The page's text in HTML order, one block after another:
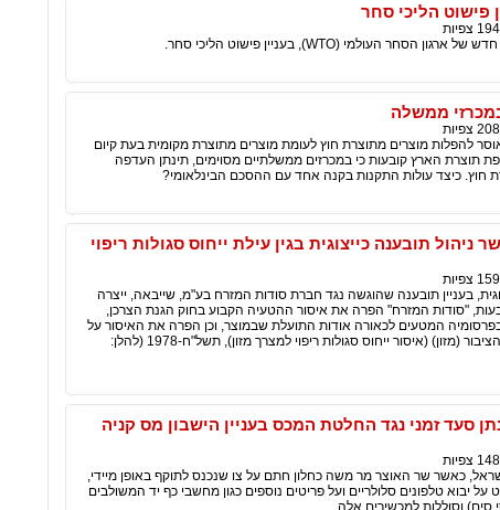
פישוט הליכי סחר
צפיות
ממשלה
צפיות
להפלות מוצרים מתוצרת חוץ לעומת מוצרים מתוצרת מקומית בעת קיום
תוצרת הארץ קובעות כי במכרזים ממשלתיים מסוימים, תינתן העדפה
חוץ. כיצד עולות התקנות בקנה אחד עם ההסכם הבינלאומי?
תובענה כייצוגית בגין עילת ייחוס סגולות ריפוי
צפיות
בעניין תובענה שהוגשה נגד חברת סודות המזרח בע"מ, שייבאה, ייצרה
"סודות המזרח" הפרה את איסור ההטעיה הקבוע בחוק הגנת הצרכן,
בפרסומיה המטעים לכאורה אודות התועלת שבמוצר, וכן הפרה את האיסור על
ייחוס סגולות מרפא, הקבוע בתקנות בריאות הציבור (מזון) (איסור ייחוס סגולות ריפוי למצרך מזון), תשל"ח-1978 (להלן:
סעד זמני נגד החלטת המכס בעניין הישבון מס קניה
צפיות
דבר במדינת ישראל, כאשר שר האוצר מר משה כחלון חתם על צו שנכנס לתוקף באופן מיידי,
את מס הקניה בשיעור 15% שהוט על יבוא טלפונים סלולריים ועל פריטים נוספים כגון מחשבי כף יד המשולבים
סים) וסוללות למכשירים אלה.